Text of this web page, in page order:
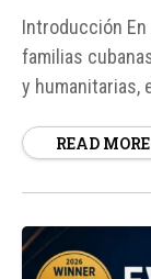
Introducción
familias
y humanitarias,
enviado el
READ MORE